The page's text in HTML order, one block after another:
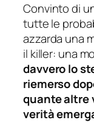
Convinto di
tutte le
azzarda una
il killer: una
davvero lo
riemerso
quante altre
verità